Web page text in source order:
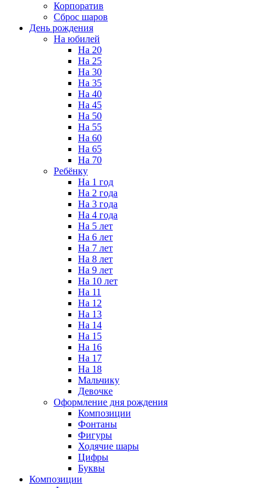
Корпоратив
Сброс шаров
День рождения
На юбилей
На 20
На 25
На 30
На 35
На 40
На 45
На 50
На 55
На 60
На 65
На 70
Ребёнку
На 1 год
На 2 года
На 3 года
На 4 года
На 5 лет
На 6 лет
На 7 лет
На 8 лет
На 9 лет
На 10 лет
На 11
На 12
На 13
На 14
На 15
На 16
На 17
На 18
Мальчику
Девочке
Оформление дня рождения
Композиции
Фонтаны
Фигуры
Ходячие шары
Цифры
Буквы
Композиции